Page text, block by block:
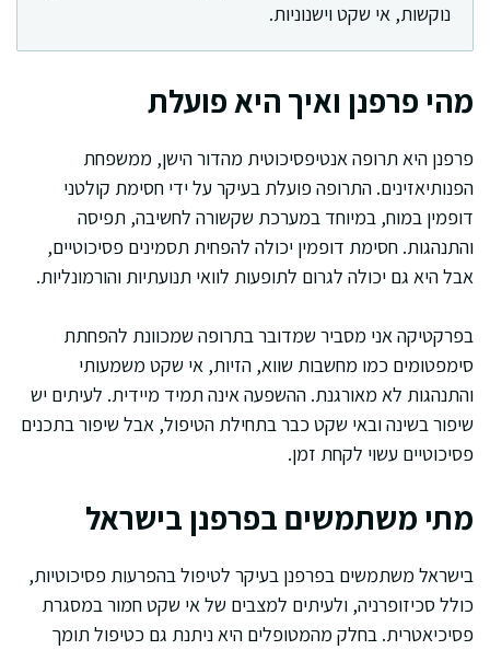
נוקשות, אי שקט וישנוניות.
מהי פרפנן ואיך היא פועלת
פרפנן היא תרופה אנטיפסיכוטית מהדור הישן, ממשפחת
הפנותיאזינים. התרופה פועלת בעיקר על ידי חסימת קולטני
דופמין במוח, במיוחד במערכת שקשורה לחשיבה, תפיסה
והתנהגות. חסימת דופמין יכולה להפחית תסמינים פסיכוטיים,
אבל היא גם יכולה לגרום לתופעות לוואי תנועתיות והורמונליות.
בפרקטיקה אני מסביר שמדובר בתרופה שמכוונת להפחתת
סימפטומים כמו מחשבות שווא, הזיות, אי שקט משמעותי
והתנהגות לא מאורגנת. ההשפעה אינה תמיד מיידית. לעיתים יש
שיפור בשינה ובאי שקט כבר בתחילת הטיפול, אבל שיפור בתכנים
פסיכוטיים עשוי לקחת זמן.
מתי משתמשים בפרפנן בישראל
בישראל משתמשים בפרפנן בעיקר לטיפול בהפרעות פסיכוטיות,
כולל סכיזופרניה, ולעיתים למצבים של אי שקט חמור במסגרת
פסיכיאטרית. בחלק מהמטופלים היא ניתנת גם כטיפול תומך